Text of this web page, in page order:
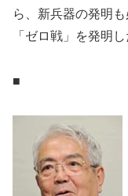
ら、新兵器の発明
「ゼロ戦」を発明
■